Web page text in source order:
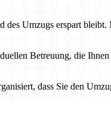
Umzugs erspart
Betreuung, die Ihnen
dass Sie den